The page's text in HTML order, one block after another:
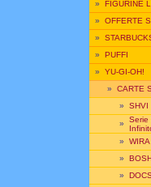
» FIGURINE
» OFFERTE
»
» PUFFI
» YU-GI-OH!
» CARTE
» SHVI
» Serie
»
»
»